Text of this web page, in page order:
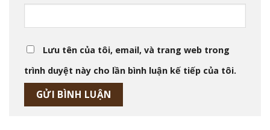
Lưu tên của tôi, email, và trang web trong
trình duyệt này cho lần bình luận kế tiếp của tôi.